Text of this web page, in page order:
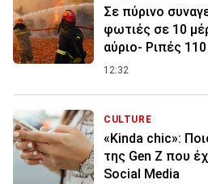
Σε πύρινο
φωτιές σε 10
αύριο- Ριπές
12:32
CULTURE
«Kinda chic»:
της Gen Z που
Social Media